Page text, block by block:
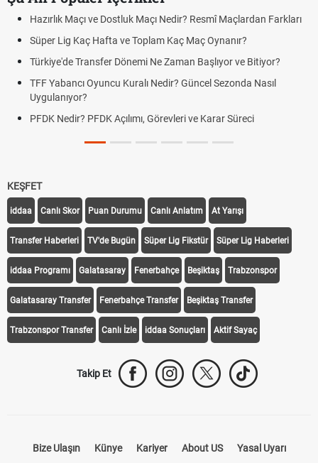
Hazırlık Maçı ve Dostluk Maçı Nedir? Resmî Maçlardan Farkları
Süper Lig Kaç Hafta ve Toplam Kaç Maç Oynanır?
Türkiye'de Transfer Dönemi Ne Zaman Başlıyor ve Bitiyor?
TFF Yabancı Oyuncu Kuralı Nedir? Güncel Sezonda Nasıl
Uygulanıyor?
PFDK Nedir? PFDK Açılımı, Görevleri ve Karar Süreci
KEŞFET
iddaa Canlı Skor Puan Durumu Canlı Anlatım At Yarışı
Transfer Haberleri TV'de Bugün Süper Lig Fikstür Süper Lig Haberleri
iddaa Programı Galatasaray Fenerbahçe Beşiktaş Trabzonspor
Galatasaray Transfer Fenerbahçe Transfer Beşiktaş Transfer
Trabzonspor Transfer Canlı İzle iddaa Sonuçları Aktif Sayaç
Takip Et
Bize Ulaşın Künye Kariyer About US Yasal Uyarı